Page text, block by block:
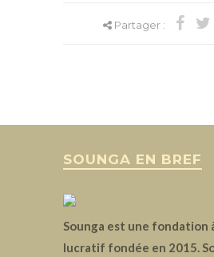
Partager :
SOUNGA EN BREF
Sounga est une fondation
lucratif fondée en 2015.